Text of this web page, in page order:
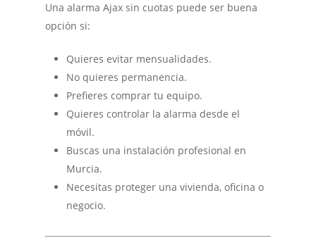
Una alarma Ajax sin cuotas puede ser buena
opción si:
Quieres evitar mensualidades.
No quieres permanencia.
Prefieres comprar tu equipo.
Quieres controlar la alarma desde el
móvil.
Buscas una instalación profesional en
Murcia.
Necesitas proteger una vivienda, oficina o
negocio.